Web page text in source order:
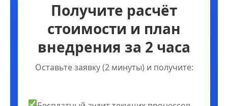
Получите расчёт
стоимости и план
внедрения за 2 часа
Оставьте заявку (2 минуты) и получите: